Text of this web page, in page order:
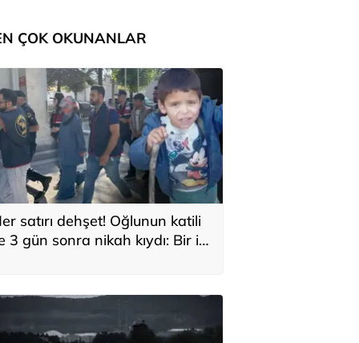
ÇOK OKUNANLAR
satırı dehşet! Oğlunun katili
3 gün sonra nikah kıydı: Bir iki